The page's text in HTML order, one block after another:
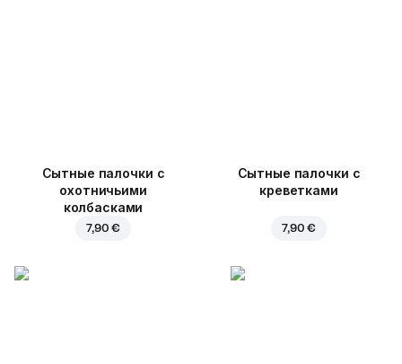
Cытные палочки с
охотничьими
колбасками
7,90 €
Сытные палочки с
креветками
7,90 €